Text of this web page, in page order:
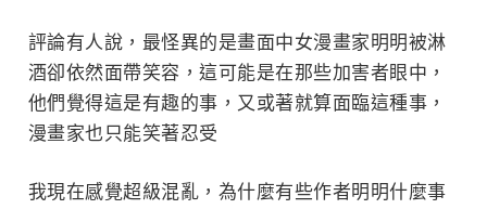
評論有人說，最怪異的是畫面中女漫畫家明明被淋
酒卻依然面帶笑容，這可能是在那些加害者眼中，
他們覺得這是有趣的事，又或著就算面臨這種事，
漫畫家也只能笑著忍受
我現在感覺超級混亂，為什麼有些作者明明什麼事